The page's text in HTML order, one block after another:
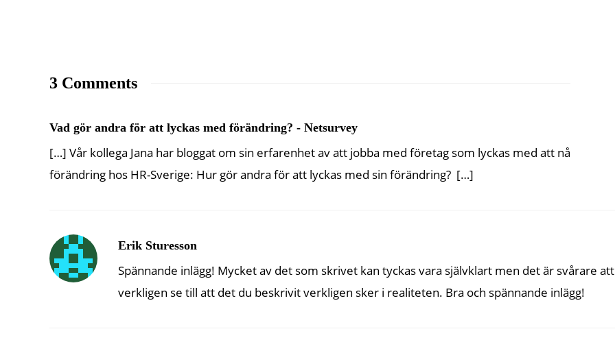
3 Comments
Vad gör andra för att lyckas med förändring? - Netsurvey
[…] Vår kollega Jana har bloggat om sin erfarenhet av att jobba med företag som lyckas med att nå
förändring hos HR-Sverige: Hur gör andra för att lyckas med sin förändring? […]
Erik Sturesson
Spännande inlägg! Mycket av det som skrivet kan tyckas vara självklart men det är svårare att
verkligen se till att det du beskrivit verkligen sker i realiteten. Bra och spännande inlägg!